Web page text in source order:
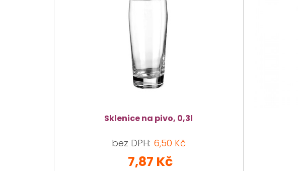
Sklenice na pivo, 0,3l
bez DPH: 6,50 Kč
7,87 Kč